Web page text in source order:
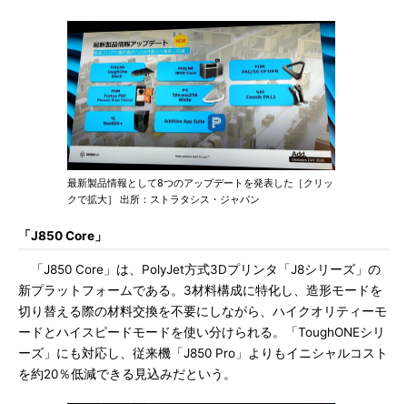
最新製品情報として8つのアップデートを発表した［クリッ
クで拡大］ 出所：ストラタシス・ジャパン
「J850 Core」
「J850 Core」は、PolyJet方式3Dプリンタ「J8シリーズ」の
新プラットフォームである。3材料構成に特化し、造形モードを
切り替える際の材料交換を不要にしながら、ハイクオリティーモ
ードとハイスピードモードを使い分けられる。「ToughONEシリ
ーズ」にも対応し、従来機「J850 Pro」よりもイニシャルコスト
を約20％低減できる見込みだという。